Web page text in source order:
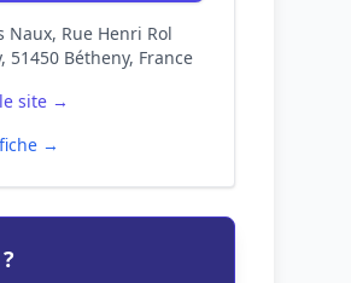
Naux, Rue Henri Rol
51450 Bétheny, France
site →
→